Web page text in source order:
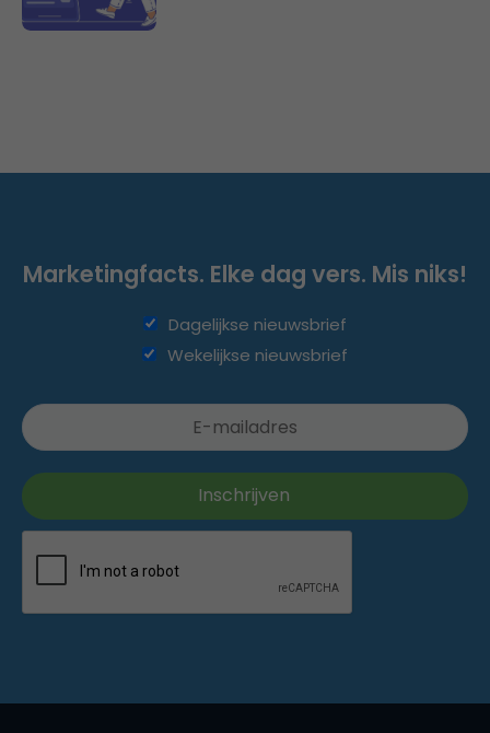
Marketingfacts. Elke dag vers. Mis niks!
Dagelijkse nieuwsbrief
Wekelijkse nieuwsbrief